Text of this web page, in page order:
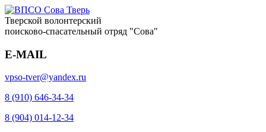
Тверской волонтерский
поисково-спасательный отряд "Сова"
E-MAIL
vpso-tver@yandex.ru
8 (910) 646-34-34
8 (904) 014-12-34